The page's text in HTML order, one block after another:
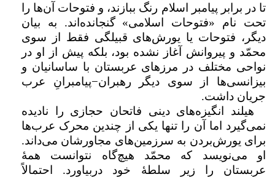
تا در برابر پیامبر اسلام رنگ ببازند، و فتوحات‌ آن‌ها را
تحت نام «فتوحات اسلامی» گنجانده‌اند. به بیان
دیگر، فتوحات یا یورش‌های قبیلگی فقط از سوی
محمّد و پیروانش آغاز نشده بود، بلکه پیش از او در
نواحی مختلف در مرزهای عربستان با ساسانیان و
بیزانسی‌ها از سوی دیگر رهبران‌−‌پیامبرانِ عرب
جریان داشت.
هیلند انگیزه‌های دینی فاتحان حجازی را نادیده
نمی‌گیرد اما آن را تنها یکی از چندین محرک عرب‌ها
برای یورش‌بردن به سرزمین‌های مجاورشان می‌داند.
او می‌نویسد که محمّد هیچ‌گاه نتوانست همهٔ
عربستان را زیر سلطهٔ خود دربیاورد. احتمالاً